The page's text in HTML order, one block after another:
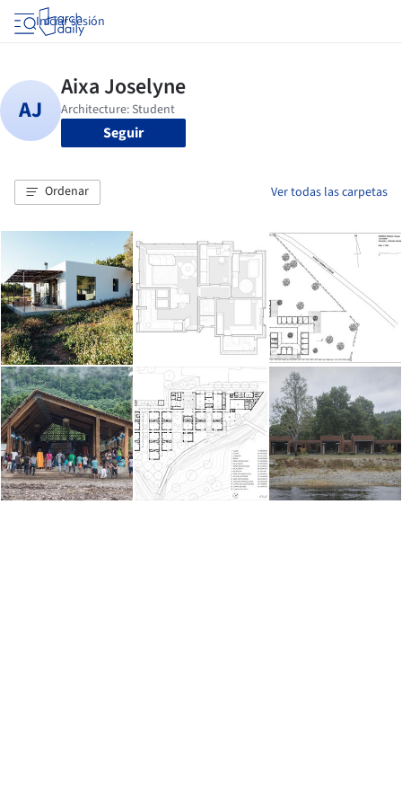
Iniciar sesión
Seguir
Ordenar Ver todas las carpetas